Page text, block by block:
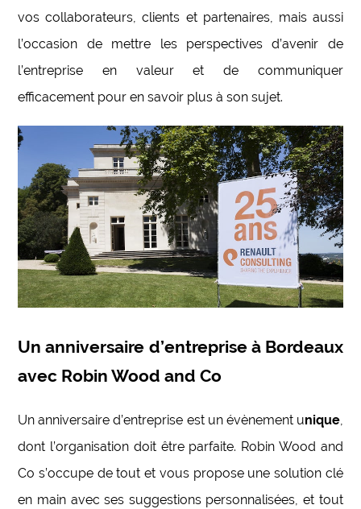
vos collaborateurs, clients et partenaires, mais aussi
l’occasion de mettre les perspectives d’avenir de
l’entreprise en valeur et de communiquer
efficacement pour en savoir plus à son sujet.
Un anniversaire d’entreprise à Bordeaux
avec Robin Wood and Co
Un anniversaire d’entreprise est un évènement unique,
dont l’organisation doit être parfaite. Robin Wood and
Co s’occupe de tout et vous propose une solution clé
en main avec ses suggestions personnalisées, et tout